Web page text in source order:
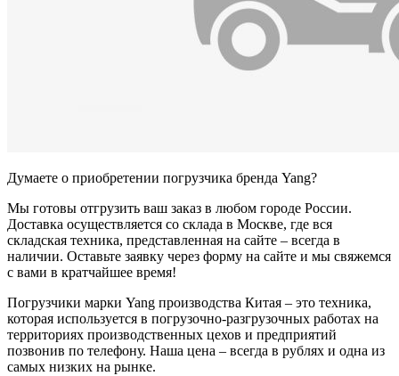
Думаете о приобретении погрузчика бренда Yang?
Мы готовы отгрузить ваш заказ в любом городе России.
Доставка осуществляется со склада в Москве, где вся
складская техника, представленная на сайте – всегда в
наличии. Оставьте заявку через форму на сайте и мы свяжемся
с вами в кратчайшее время!
Погрузчики марки Yang производства Китая – это техника,
которая используется в погрузочно-разгрузочных работах на
территориях производственных цехов и предприятий
позвонив по телефону. Наша цена – всегда в рублях и одна из
самых низких на рынке.